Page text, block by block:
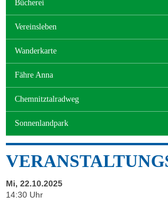
Bücherei
Vereinsleben
Wanderkarte
Fähre Anna
Chemnitztalradweg
Sonnenlandpark
Mi, 22.10.2025
14:30 Uhr